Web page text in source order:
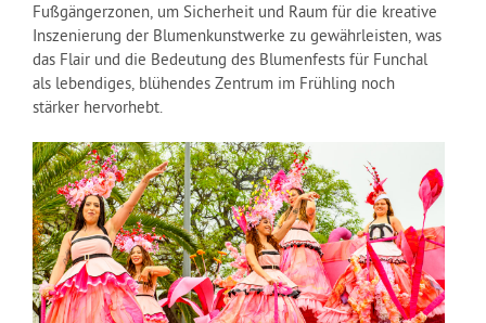
Fußgängerzonen, um Sicherheit und Raum für die kreative
Inszenierung der Blumenkunstwerke zu gewährleisten, was
das Flair und die Bedeutung des Blumenfests für Funchal
als lebendiges, blühendes Zentrum im Frühling noch
stärker hervorhebt.